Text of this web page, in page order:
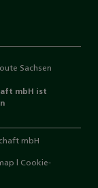
mbH ist
mbH
Cookie-